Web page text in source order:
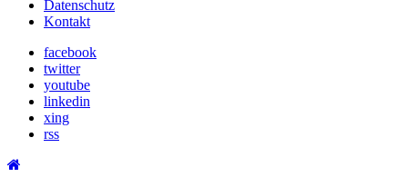
Datenschutz
Kontakt
facebook
twitter
youtube
linkedin
xing
rss